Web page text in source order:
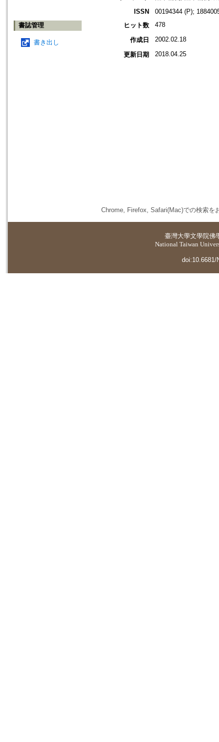
書誌管理
書き出し
ISSN
00194344 (P);
ヒット数
478
作成日 2002.02.18
更新日期 2018.04.25
Chrome, Firefox, Safari(Mac)での検索を
臺灣大學文學院佛
National Taiwan
doi:10.6681/